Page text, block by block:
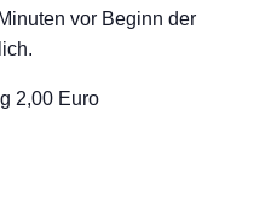
vor Beginn der
2,00 Euro